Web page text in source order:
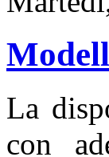
La
con